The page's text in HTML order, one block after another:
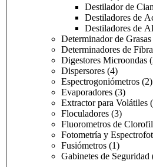
Destilador de
Destiladores de
Destiladores de
Determinador de Grasas
Determinadores de Fibra
Digestores Microondas
Dispersores (4)
Espectrogoniómetros (2)
Evaporadores (3)
Extractor para Volátiles
Floculadores (3)
Fluorometros de
Fotometría y
Fusiómetros (1)
Gabinetes de Seguridad